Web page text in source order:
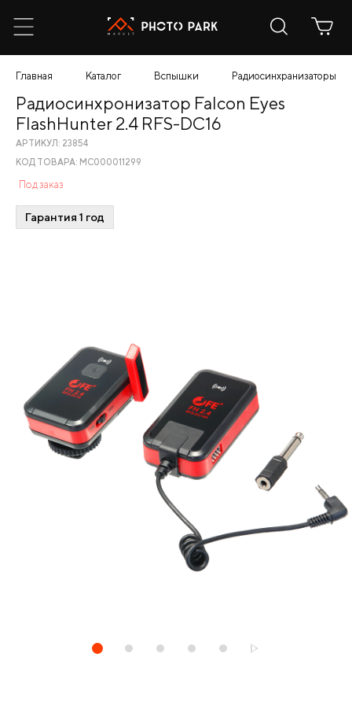
Главная Каталог Вспышки Радиосинхранизаторы
Радиосинхронизатор Falcon Eyes
FlashHunter 2.4 RFS-DC16
АРТИКУЛ: 23854
КОД ТОВАРА: МС000011299
Под заказ
Гарантия 1 год